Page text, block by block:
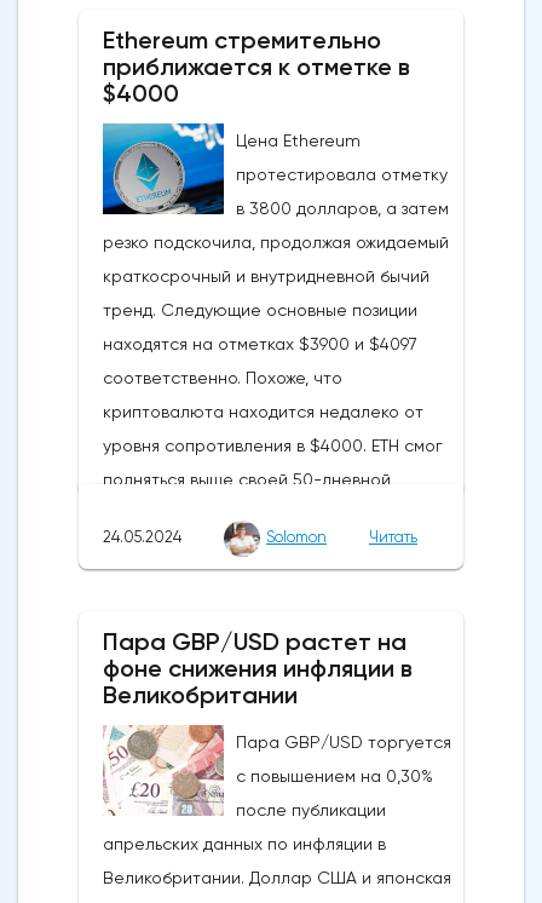
Ethereum стремительно
приближается к отметке в
$4000
Цена Ethereum
протестировала отметку
в 3800 долларов, а затем
резко подскочила, продолжая ожидаемый
краткосрочный и внутридневной бычий
тренд. Следующие основные позиции
находятся на отметках $3900 и $4097
соответственно. Похоже, что
криптовалюта находится недалеко от
уровня сопротивления в $4000. ETH смог
подняться выше своей 50-дневной
бычьих колебаний, которые могут развеять
криптовалюты.Курс супер-альткоина не
рос до тех пор, пока за неделю до
21Shares и ARK не утвердили спотовые ETF
на Ethereum. К счастью для Ethereum, в
понедельник, 20 мая, ожидания стали
более оптимистичными, что помогло
криптовалюте вырасти более чем на 20%.
24.05.2024 Solomon Читать
Пара GBP/USD растет на
фоне снижения инфляции в
Великобритании
Пара GBP/USD торгуется
с повышением на 0,30%
после публикации
апрельских данных по инфляции в
Великобритании. Доллар США и японская